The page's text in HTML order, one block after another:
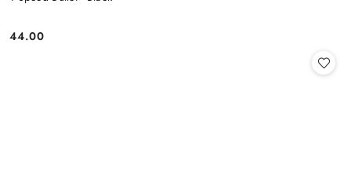
Cena:
44.00